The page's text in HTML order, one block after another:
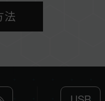
）
）
）
法